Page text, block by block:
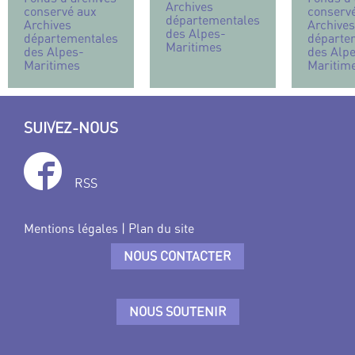
conservé aux
Archives
départementales
des Alpes-
Maritimes
Archives
départementales
des Alpes-
Maritimes
Archives
des
SUIVEZ-NOUS
RSS
Mentions légales | Plan du site
NOUS CONTACTER
NOUS SOUTENIR